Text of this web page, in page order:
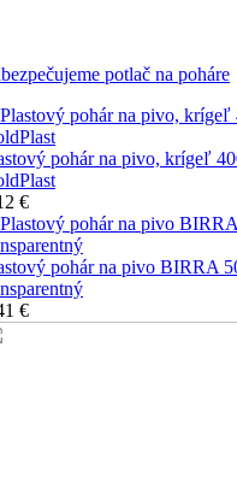
potlač na poháre
pohár na pivo, krígeľ
€
pohár na pivo BIRRA
€